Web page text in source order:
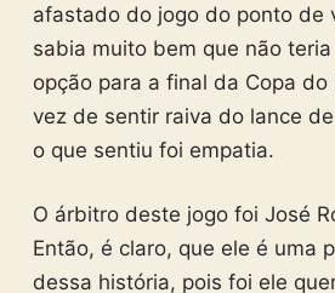
afastado do jogo do ponto de
sabia muito bem que não
opção para a final da Copa
vez de sentir raiva do lance
o que sentiu foi empatia.
O árbitro deste jogo foi José
Então, é claro, que ele é uma
dessa história, pois foi ele